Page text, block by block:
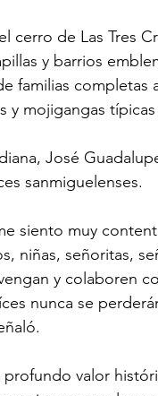
cerro de Las Tres
y barrios
familias completas
y mojigangas
José
sanmiguelenses.
siento muy
niñas, señoritas,
y colaboren
nunca se
profundo valor